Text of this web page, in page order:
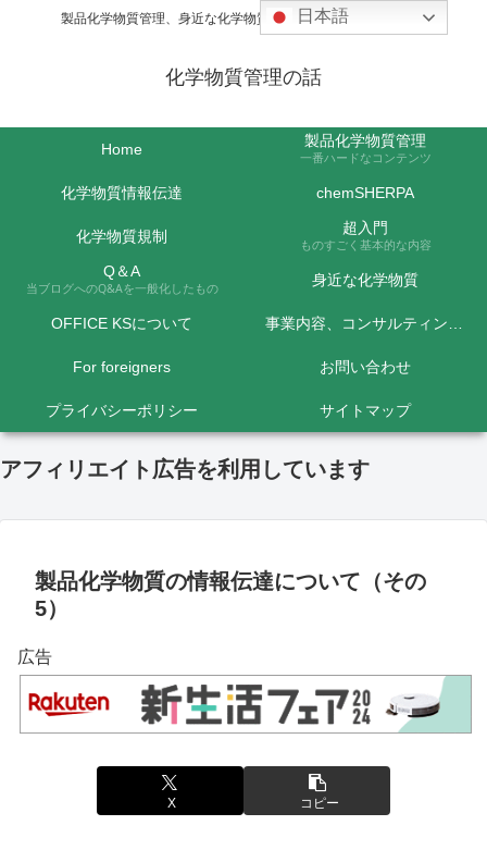
製品化学物質管理、身近な化学物質などの話題を取り上げます
化学物質管理の話
Home 製品化学物質管理
一番ハードなコンテンツ
化学物質情報伝達 chemSHERPA
化学物質規制 超入門
ものすごく基本的な内容
Q＆A
当ブログへのQ&Aを一般化したもの 身近な化学物質
OFFICE KSについて 事業内容、コンサルティング料金など
For foreigners お問い合わせ
プライバシーポリシー サイトマップ
アフィリエイト広告を利用しています
製品化学物質の情報伝達について（その
5）
広告
X コピー
日本語